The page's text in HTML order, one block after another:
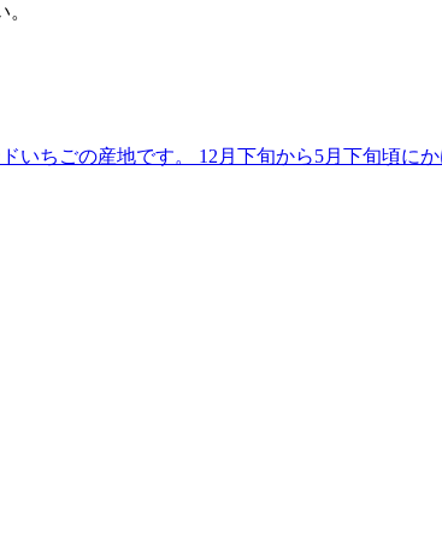
ちごの産地です。 12月下旬から5月下旬頃に